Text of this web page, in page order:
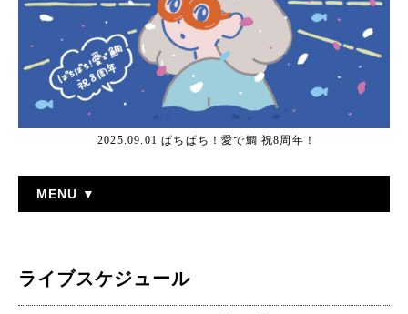
2025.09.01 ぱちぱち！愛で鯛 祝8周年！
MENU ▼
ライブスケジュール